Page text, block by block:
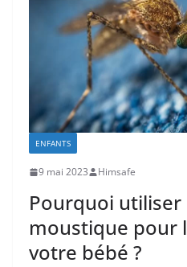
ENFANTS
9 mai 2023 Himsafe
Pourquoi utiliser
moustique pour
votre bébé ?